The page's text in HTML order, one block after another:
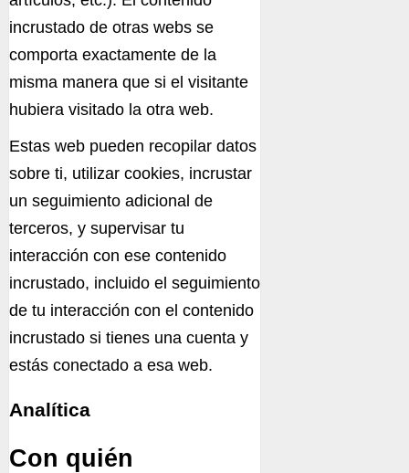
incrustado de otras webs se
comporta exactamente de la
misma manera que si el visitante
hubiera visitado la otra web.
Estas web pueden recopilar datos
sobre ti, utilizar cookies, incrustar
un seguimiento adicional de
terceros, y supervisar tu
interacción con ese contenido
incrustado, incluido el seguimiento
de tu interacción con el contenido
incrustado si tienes una cuenta y
estás conectado a esa web.
Analítica
Con quién